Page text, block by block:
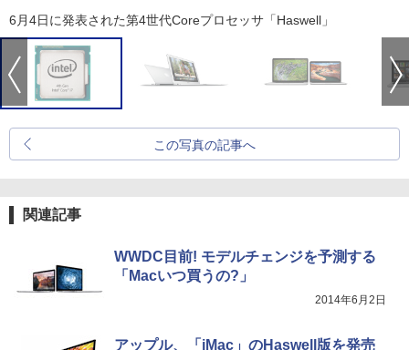
6月4日に発表された第4世代Coreプロセッサ「Haswell」
この写真の記事へ
関連記事
WWDC目前! モデルチェンジを予測する
「Macいつ買うの?」
2014年6月2日
アップル、「iMac」のHaswell版を発売